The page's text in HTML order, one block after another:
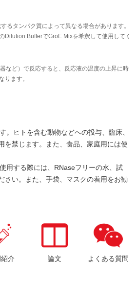
るタンパク質によって異なる場合があります。
Dilution BufferでGroE Mixを希釈して使用してく
など）で反応すると、反応液の温度の上昇に時
ります。
。ヒトを含む動物などへの投与、臨床、
を禁じます。また、食品、家庭用には使
用する際には、RNaseフリーの水、試
さい。また、手袋、マスクの着用をお勧
介 論文 よくある質問